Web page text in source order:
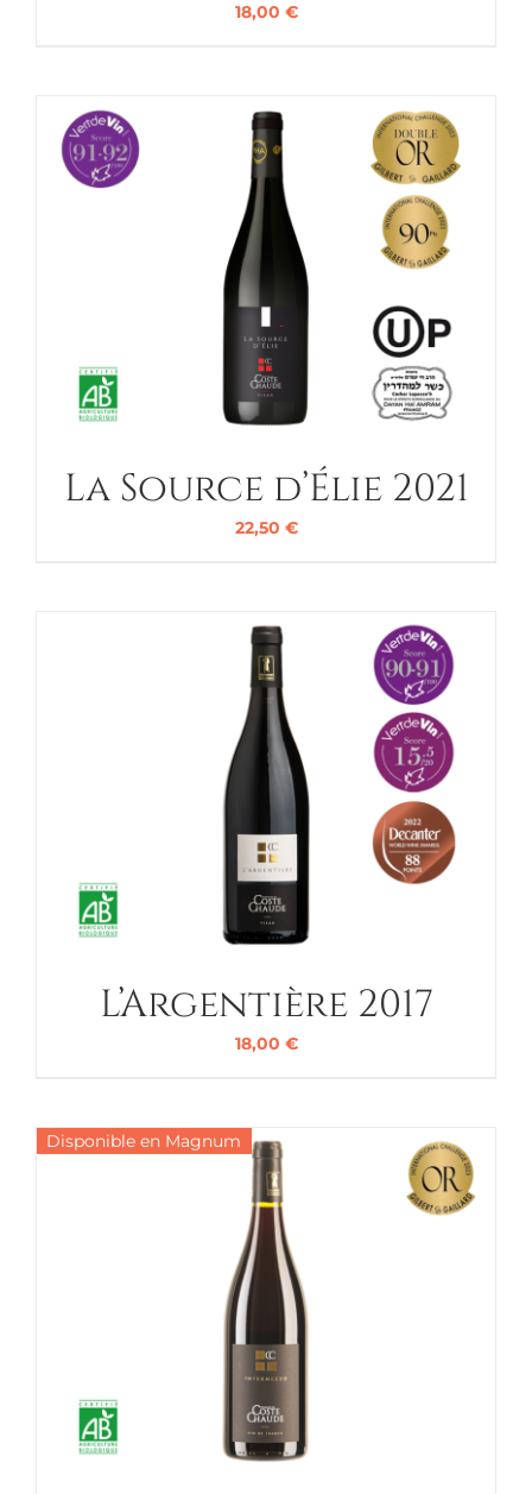
18,00 €
La Source d’Élie 2021
22,50 €
L’Argentière 2017
18,00 €
Disponible en Magnum